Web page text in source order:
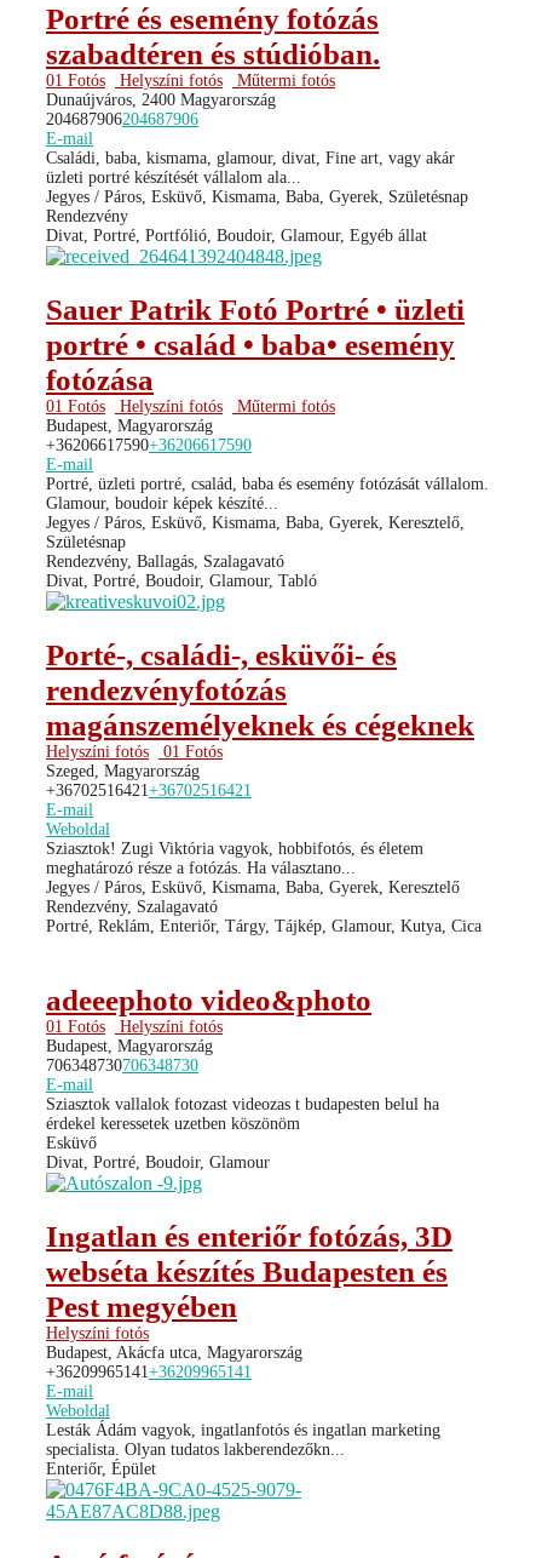
Portré és esemény fotózás
szabadtéren és stúdióban.
01 Fotós Helyszíni fotós
Műtermi fotós
Dunaújváros, 2400 Magyarország
204687906204687906
E-mail
Családi, baba, kismama, glamour, divat, Fine art, vagy akár
üzleti portré készítését vállalom ala...
Jegyes / Páros, Esküvő, Kismama, Baba, Gyerek, Születésnap
Rendezvény
Divat, Portré, Portfólió, Boudoir, Glamour, Egyéb állat
Sauer Patrik Fotó Portré • üzleti
portré • család • baba• esemény
fotózása
01 Fotós Helyszíni fotós
Műtermi fotós
Budapest, Magyarország
+36206617590+36206617590
E-mail
Portré, üzleti portré, család, baba és esemény fotózását vállalom.
Glamour, boudoir képek készíté...
Jegyes / Páros, Esküvő, Kismama, Baba, Gyerek, Keresztelő,
Születésnap
Rendezvény, Ballagás, Szalagavató
Divat, Portré, Boudoir, Glamour, Tabló
Porté-, családi-, esküvői- és
rendezvényfotózás
magánszemélyeknek és cégeknek
Helyszíni fotós
01 Fotós
Szeged, Magyarország
+36702516421 +36702516421
E-mail
Weboldal
Sziasztok! Zugi Viktória vagyok, hobbifotós, és életem
meghatározó része a fotózás. Ha választano...
Jegyes / Páros, Esküvő, Kismama, Baba, Gyerek, Keresztelő
Rendezvény, Szalagavató
Portré, Reklám, Enteriőr, Tárgy, Tájkép, Glamour, Kutya, Cica
adeeephoto video&photo
01 Fotós
Helyszíni fotós
Budapest, Magyarország
706348730706348730
E-mail
Sziasztok vallalok fotozast videozas t budapesten belul ha
érdekel keressetek uzetben köszönöm
Esküvő
Divat, Portré, Boudoir, Glamour
Ingatlan és enteriőr fotózás, 3D
webséta készítés Budapesten és
Pest megyében
Helyszíni fotós
Budapest, Akácfa utca, Magyarország
+36209965141 +36209965141
E-mail
Weboldal
Lesták Ádám vagyok, ingatlanfotós és ingatlan marketing
specialista. Olyan tudatos lakberendezőkn...
Enteriőr, Épület